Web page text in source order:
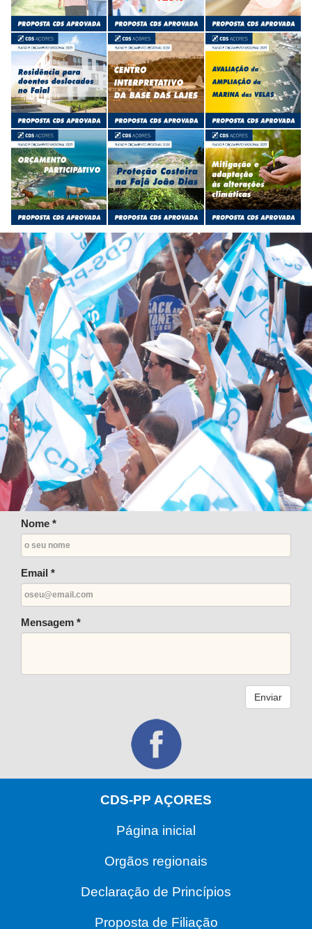
Nome *
Email *
Mensagem *
Enviar
CDS-PP AÇORES
Página inicial
Orgãos regionais
Declaração de Princípios
Proposta de Filiação